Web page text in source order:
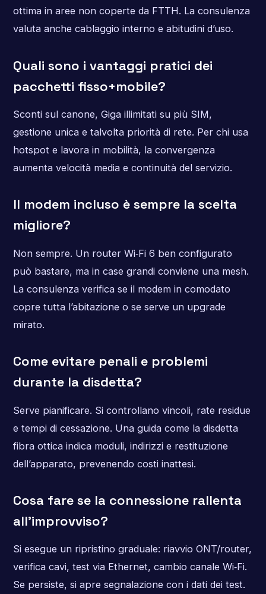
ottima in aree non coperte da FTTH. La consulenza
valuta anche cablaggio interno e abitudini d’uso.
Quali sono i vantaggi pratici dei
pacchetti fisso+mobile?
Sconti sul canone, Giga illimitati su più SIM,
gestione unica e talvolta priorità di rete. Per chi usa
hotspot e lavora in mobilità, la convergenza
aumenta velocità media e continuità del servizio.
Il modem incluso è sempre la scelta
migliore?
Non sempre. Un router Wi‑Fi 6 ben configurato
può bastare, ma in case grandi conviene una mesh.
La consulenza verifica se il modem in comodato
copre tutta l’abitazione o se serve un upgrade
mirato.
Come evitare penali e problemi
durante la disdetta?
Serve pianificare. Si controllano vincoli, rate residue
e tempi di cessazione. Una guida come la disdetta
fibra ottica indica moduli, indirizzi e restituzione
dell’apparato, prevenendo costi inattesi.
Cosa fare se la connessione rallenta
all’improvviso?
Si esegue un ripristino graduale: riavvio ONT/router,
verifica cavi, test via Ethernet, cambio canale Wi‑Fi.
Se persiste, si apre segnalazione con i dati dei test.